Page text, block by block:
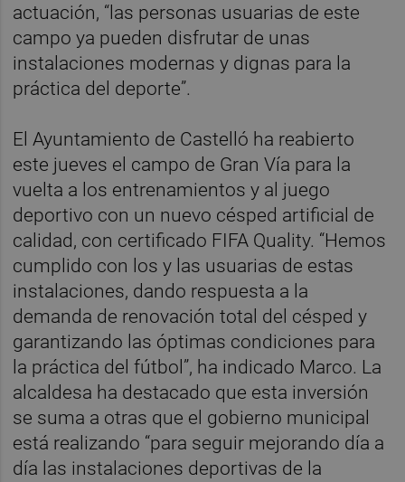
actuación, “las personas usuarias de este
campo ya pueden disfrutar de unas
instalaciones modernas y dignas para la
práctica del deporte”.
El Ayuntamiento de Castelló ha reabierto
este jueves el campo de Gran Vía para la
vuelta a los entrenamientos y al juego
deportivo con un nuevo césped artificial de
calidad, con certificado FIFA Quality. “Hemos
cumplido con los y las usuarias de estas
instalaciones, dando respuesta a la
demanda de renovación total del césped y
garantizando las óptimas condiciones para
la práctica del fútbol”, ha indicado Marco. La
alcaldesa ha destacado que esta inversión
se suma a otras que el gobierno municipal
está realizando “para seguir mejorando día a
día las instalaciones deportivas de la